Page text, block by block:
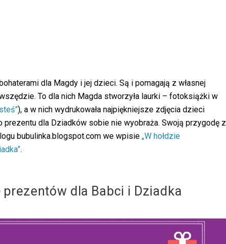
dla Magdy i jej dzieci. Są i pomagają z własnej
To dla nich Magda stworzyła laurki – fotoksiążki w
), a w nich wydrukowała najpiękniejsze zdjęcia dzieci
dla Dziadków sobie nie wyobraża. Swoją przygodę z
bubulinka.blogspot.com we wpisie „W hołdzie
.
dla Babci i Dziadka